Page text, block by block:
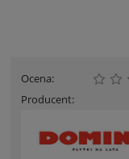
Ocena:
Producent: